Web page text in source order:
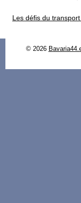
Les défis du
© 2026